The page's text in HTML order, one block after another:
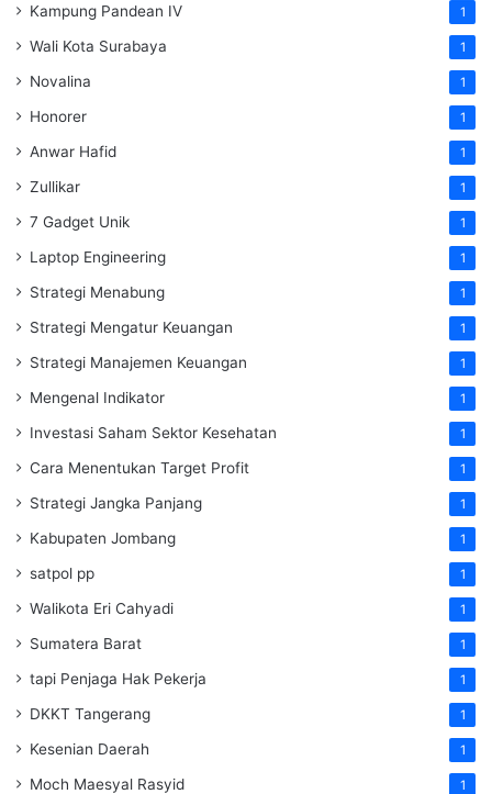
Kampung Pandean IV 1
Wali Kota Surabaya 1
Novalina 1
Honorer 1
Anwar Hafid 1
Zullikar 1
7 Gadget Unik 1
Laptop Engineering 1
Strategi Menabung 1
Strategi Mengatur Keuangan 1
Strategi Manajemen Keuangan 1
Mengenal Indikator 1
Investasi Saham Sektor Kesehatan 1
Cara Menentukan Target Profit 1
Strategi Jangka Panjang 1
Kabupaten Jombang 1
satpol pp 1
Walikota Eri Cahyadi 1
Sumatera Barat 1
tapi Penjaga Hak Pekerja 1
DKKT Tangerang 1
Kesenian Daerah 1
Moch Maesyal Rasyid 1